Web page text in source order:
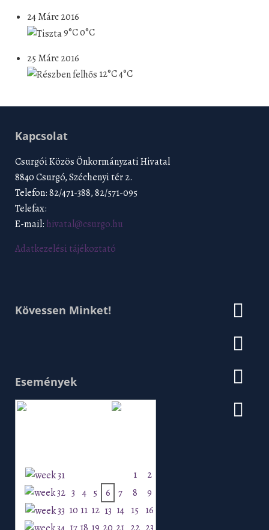
24 Márc 2016
9°C0°C
25 Márc 2016
12°C4°C
Kapcsolat
Csurgói Közös Önkormányzati Hivatal
8840 Csurgó, Széchenyi tér 2.
Telefon: 82/471-388, 82/571-095
Telefax:
E-mail: hivatal@csurgo.hu
Adatkezelési tájékoztató
Kövessen Minket!
Események
1
2
3 4 5 6 7 8
9
10 11 12 13 14 15 16